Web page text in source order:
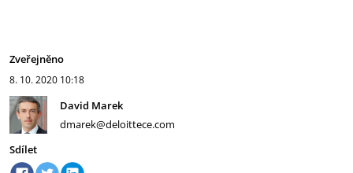
Zveřejněno
8. 10. 2020 10:18
David Marek
dmarek@deloittece.com
Sdílet